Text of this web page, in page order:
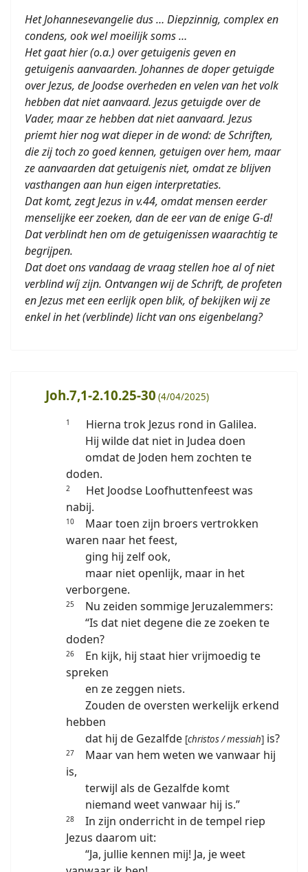
Het Johannesevangelie dus … Diepzinnig, complex en
condens, ook wel moeilijk soms …
Het gaat hier (o.a.) over getuigenis geven en
getuigenis aanvaarden. Johannes de doper getuigde
over Jezus, de Joodse overheden en velen van het volk
hebben dat niet aanvaard. Jezus getuigde over de
Vader, maar ze hebben dat niet aanvaard. Jezus
priemt hier nog wat dieper in de wond: de Schriften,
die zij toch zo goed kennen, getuigen over hem, maar
ze aanvaarden dat getuigenis niet, omdat ze blijven
vasthangen aan hun eigen interpretaties.
Dat komt, zegt Jezus in v.44, omdat mensen eerder
menselijke eer zoeken, dan de eer van de enige G-d!
Dat verblindt hen om de getuigenissen waarachtig te
begrijpen.
Dat doet ons vandaag de vraag stellen hoe al of niet
verblind wíj zijn. Ontvangen wij de Schrift, de profeten
en Jezus met een eerlijk open blik, of bekijken wij ze
enkel in het (verblinde) licht van ons eigenbelang?
Joh.7,1-2.10.25-30 (4/04/2025)
1
Hierna trok Jezus rond in Galilea.
Hij wilde dat niet in Judea doen
omdat de Joden hem zochten te
doden.
2
Het Joodse Loofhuttenfeest was
nabij.
10
Maar toen zijn broers vertrokken
waren naar het feest,
ging hij zelf ook,
maar niet openlijk, maar in het
verborgene.
25
Nu zeiden sommige Jeruzalemmers:
“Is dat niet degene die ze zoeken te
doden?
26
En kijk, hij staat hier vrijmoedig te
spreken
en ze zeggen niets.
Zouden de oversten werkelijk erkend
hebben
dat hij de Gezalfde [christos / messiah] is?
27
Maar van hem weten we vanwaar hij
is,
terwijl als de Gezalfde komt
niemand weet vanwaar hij is.”
28
In zijn onderricht in de tempel riep
Jezus daarom uit:
“Ja, jullie kennen mij! Ja, je weet